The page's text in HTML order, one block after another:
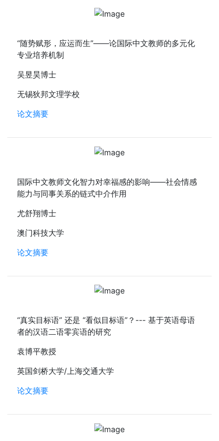
“随势赋形，应运而生”——论国际中文教师的多元化
专业培养机制
吴昱昊博士
无锡狄邦文理学校
论文摘要
国际中文教师文化智力对幸福感的影响——社会情感
能力与同事关系的链式中介作用
尤舒翔博士
澳门科技大学
论文摘要
“真实目标语” 还是 “看似目标语”？--- 基于英语母语
者的汉语二语零宾语的研究
袁博平教授
英国剑桥大学/上海交通大学
论文摘要